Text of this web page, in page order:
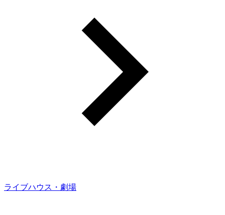
ライブハウス・劇場